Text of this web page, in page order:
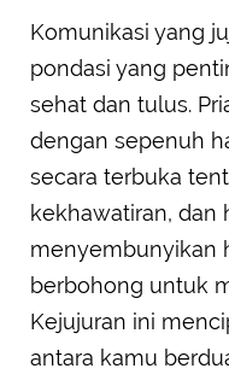
Komunikasi yang
pondasi yang
sehat dan tulus.
dengan sepenuh
secara terbuka
kekhawatiran, dan
menyembunyikan
berbohong untuk
Kejujuran ini
antara kamu